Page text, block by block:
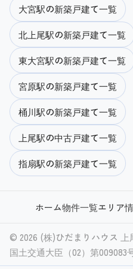
大宮駅の新築戸建て一覧
北上尾駅の新築戸建て一覧
東大宮駅の新築戸建て一覧
宮原駅の新築戸建て一覧
桶川駅の新築戸建て一覧
上尾駅の中古戸建て一覧
指扇駅の新築戸建て一覧
ホーム物件一覧エリア
© 2026 (株)ひだまりハウス
国土交通大臣（02）第009083